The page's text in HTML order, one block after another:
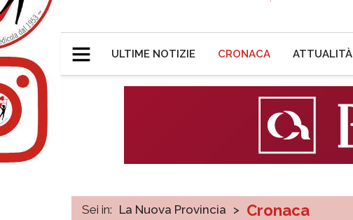
ULTIME NOTIZIE CRONACA ATTUALITÀ
Sei in: La Nuova Provincia > Cronaca